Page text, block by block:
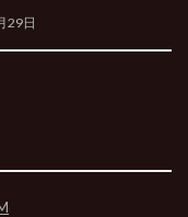
29日